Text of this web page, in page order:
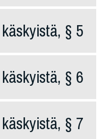
§ 5
§ 6
§ 7